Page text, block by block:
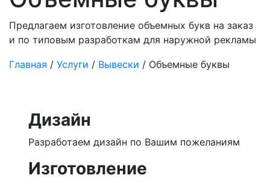
Предлагаем изготовление объемных букв на заказ
и по типовым разработкам для наружной рекламы
Главная / Услуги / Вывески / Объемные буквы
Дизайн
Разработаем дизайн по Вашим пожеланиям
Изготовление